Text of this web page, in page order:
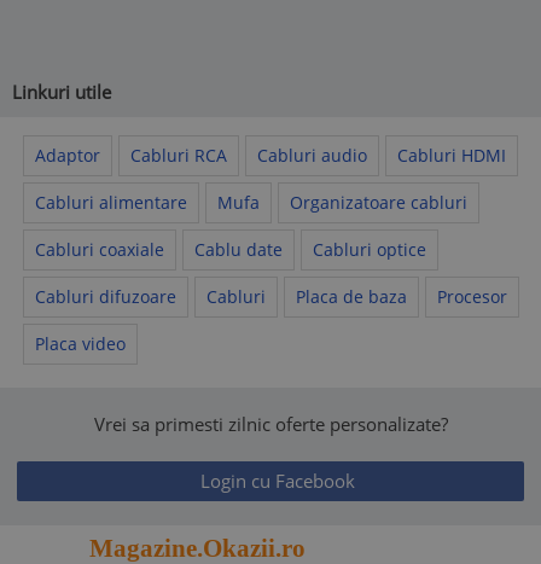
Linkuri utile
Adaptor Cabluri RCA Cabluri audio Cabluri HDMI
Cabluri alimentare Mufa Organizatoare cabluri
Cabluri coaxiale Cablu date Cabluri optice
Cabluri difuzoare Cabluri Placa de baza Procesor
Placa video
Vrei sa primesti zilnic oferte personalizate?
Login cu Facebook
Magazine.Okazii.ro